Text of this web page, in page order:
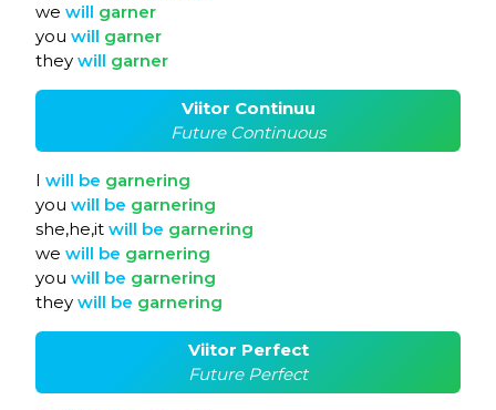
we will garner
you will garner
they will garner
Viitor Continuu
Future Continuous
I will be garnering
you will be garnering
she,he,it will be garnering
we will be garnering
you will be garnering
they will be garnering
Viitor Perfect
Future Perfect